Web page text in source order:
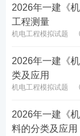
2026年一建《
工程测量
机电工程模拟试题
2026年一建《
类及应用
机电工程模拟试题
2026年一建《
料的分类及应用